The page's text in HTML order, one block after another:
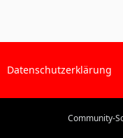
Datenschutzerklärung
Community-